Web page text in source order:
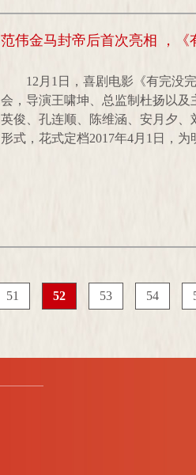
范伟金马封帝后首次亮相 ，
12月1日，喜剧电影《有完没
会，导演王啸坤、总监制杜扬以
英俊、孔连顺、陈维涵、安月夕、
形式，花式定档2017年4月1日，为
51 52 53 54